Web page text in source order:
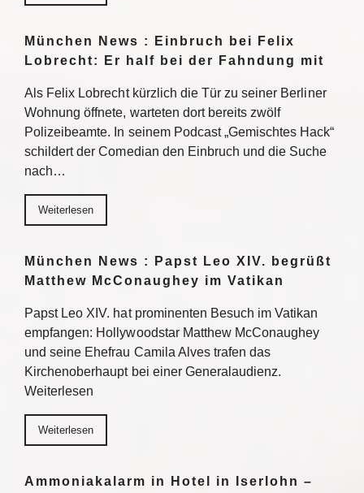
München News : Einbruch bei Felix
Lobrecht: Er half bei der Fahndung mit
Als Felix Lobrecht kürzlich die Tür zu seiner Berliner
Wohnung öffnete, warteten dort bereits zwölf
Polizeibeamte. In seinem Podcast „Gemischtes Hack“
schildert der Comedian den Einbruch und die Suche
nach…
Weiterlesen
München News : Papst Leo XIV. begrüßt
Matthew McConaughey im Vatikan
Papst Leo XIV. hat prominenten Besuch im Vatikan
empfangen: Hollywoodstar Matthew McConaughey
und seine Ehefrau Camila Alves trafen das
Kirchenoberhaupt bei einer Generalaudienz.
Weiterlesen
Weiterlesen
Ammoniakalarm in Hotel in Iserlohn –